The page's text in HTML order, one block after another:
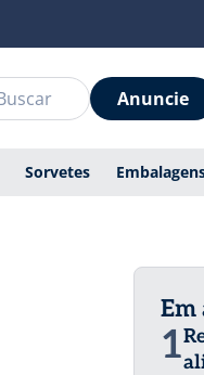
Anuncie
Sorvetes
Em
1